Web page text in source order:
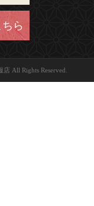
ら
All Rights Reserved.